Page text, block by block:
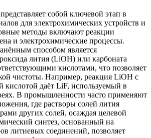
собой ключевой этап в
для электрохимических устройств и
методы включают реакции
и электрохимические процессы.
способом является
лития (LiOH) или карбоната
кислотами, что позволяет
чистоты. Например, реакция LiOH с
кислотой даёт LiF, используемый в
В промышленности часто применяют
где растворы солей лития
других солей, осаждая целевой
синтез, основанный на
литиевых соединений, позволяет